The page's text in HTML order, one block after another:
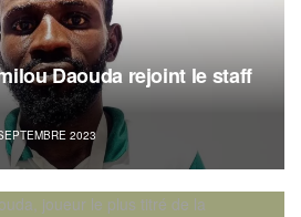
Daouda rejoint le staff
2023